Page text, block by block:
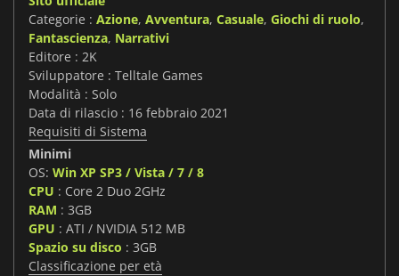
Categorie : Azione, Avventura, Casuale, Giochi di ruolo,
Fantascienza, Narrativi
Editore : 2K
Sviluppatore : Telltale Games
Modalità : Solo
Data di rilascio : 16 febbraio 2021
Requisiti di Sistema
Minimi
OS: Win XP SP3 / Vista / 7 / 8
CPU : Core 2 Duo 2GHz
RAM : 3GB
GPU : ATI / NVIDIA 512 MB
Spazio su disco : 3GB
Classificazione per età